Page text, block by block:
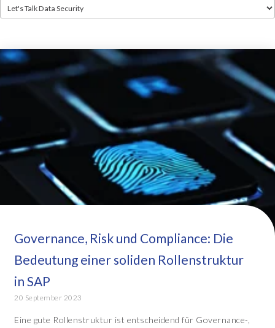
Governance, Risk und Compliance: Die
Bedeutung einer soliden Rollenstruktur
in SAP
20 September 2023
Eine gute Rollenstruktur ist entscheidend für Governance-,